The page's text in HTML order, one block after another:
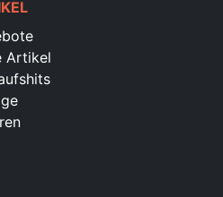
Artikel